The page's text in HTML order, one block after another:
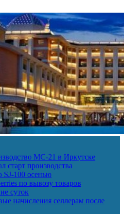
МС-21 в Иркутске
старт производства
SJ-100 осенью
по вывозу товаров
суток
начисления селлерам после